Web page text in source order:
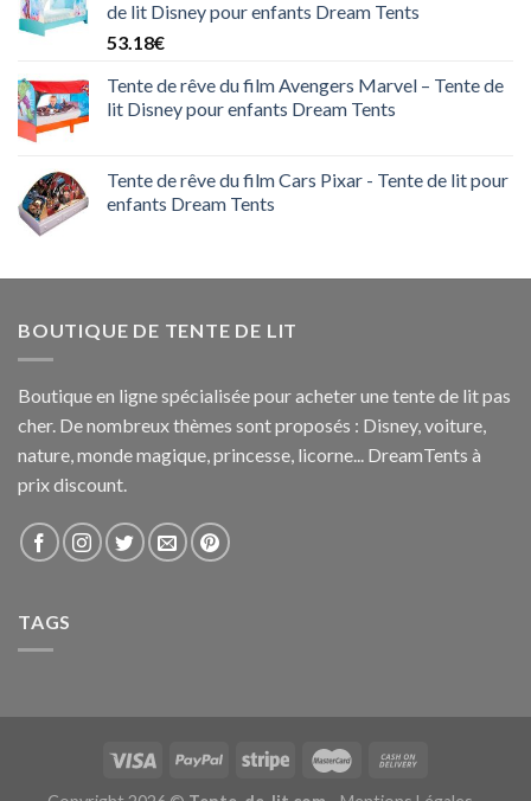
de lit Disney pour enfants Dream Tents
53.18€
Tente de rêve du film Avengers Marvel – Tente de
lit Disney pour enfants Dream Tents
Tente de rêve du film Cars Pixar - Tente de lit pour
enfants Dream Tents
BOUTIQUE DE TENTE DE LIT
Boutique en ligne spécialisée pour acheter une tente de lit pas
cher. De nombreux thèmes sont proposés : Disney, voiture,
nature, monde magique, princesse, licorne... DreamTents à
prix discount.
TAGS